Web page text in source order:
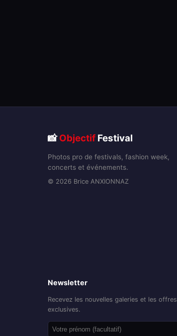
📸Objectif Festival
Photos pro de festivals, fashion week,
concerts et événements.
© 2026 Brice ANXIONNAZ
Newsletter
Recevez les nouvelles galeries et les offres
exclusives.